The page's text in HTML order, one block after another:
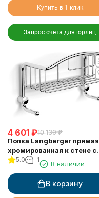
Купить в 1 клик
Запрос счета для юрлиц
4 601 ₽10 130 ₽
Полка Langberger прямая
хромированная к стене с
двумя крючками
одноэтажная 10860M
5.0 1
В наличии
В корзину